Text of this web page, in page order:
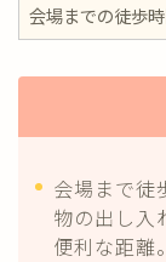
会場までの徒歩
会場まで徒
物の出し入
便利な距離。